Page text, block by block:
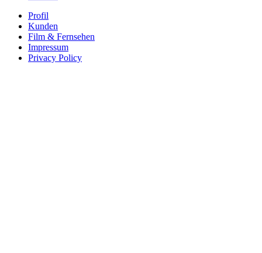
Profil
Kunden
Film & Fernsehen
Impressum
Privacy Policy